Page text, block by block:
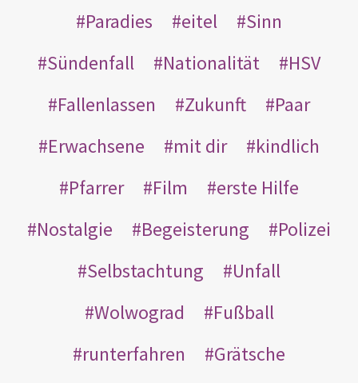
Paradies
eitel
Sinn
Sündenfall
Nationalität
HSV
Fallenlassen
Zukunft
Paar
Erwachsene
mit dir
kindlich
Pfarrer
Film
erste Hilfe
Nostalgie
Begeisterung
Polizei
Selbstachtung
Unfall
Wolwograd
Fußball
runterfahren
Grätsche